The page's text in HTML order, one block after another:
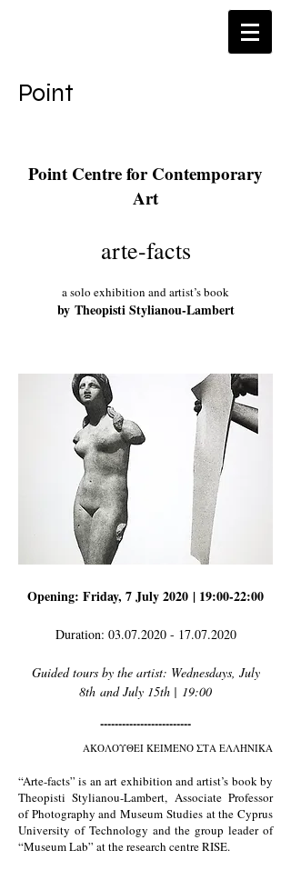
​Point
Point Centre for Contemporary
Art
arte-facts
a solo exhibition and artist’s book
by Theopisti Stylianou-Lambert
Opening: Friday, 7 July 2020 | 19:00-22:00
Duration: 03.07.2020 - 17.07.2020
Guided tours by the artist: Wednesdays, July
8th and July 15th | 19:00
-------------------------
ΑΚΟΛΟΥΘΕΙ ΚΕΙΜΕΝΟ ΣΤΑ ΕΛΛΗΝΙΚΑ
“Arte-facts” is an art exhibition and artist’s book by
Theopisti Stylianou-Lambert, Associate Professor
of Photography and Museum Studies at the Cyprus
University of Technology and the group leader of
“Museum Lab” at the research centre RISE.